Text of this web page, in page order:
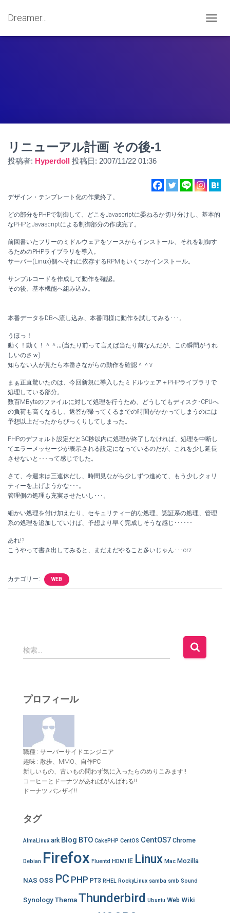
Dreamer...
ビ
替
リニューアル計画 その後-1
投稿者: Hyperdoll 投稿日: 2007/11/22 01:36
デザイン・テンプレート化の作業終了。
どの部分をPHPで制御して、どこをJavascriptに委ねるか切り分けし、基本的
なPHPとJavascriptによる制御部分の作成完了。
前回書いたフリーのミドルウェアをソースからインストール、それを制御す
るためのPHPライブラリを導入。
サーバー(Linux)側へそれに依存するRPMもいくつかインストール。
サンプルコードを作成して動作を確認。
その後、基本機能へ組み込み。
本番データをDBへ流し込み、本番同様に動作を試してみる･･･。
うほっ！
動く！動く！＾＾;;;(当たり前って言えば当たり前なんだが、この瞬間がうれ
しいのさｗ)
知らない人が見たら本番さながらの動作を確認＾＾v
まぁ正直驚いたのは、今回新規に導入したミドルウェア＋PHPライブラリで
処理している部分。
数百MByteのファイルに対して処理を行うため、どうしてもディスク･CPUへ
の負荷も高くなるし、返答が帰ってくるまでの時間がかかってしまうのには
予想以上だったからびっくりしてしまった。
PHPのデフォルト設定だと30秒以内に処理が終了しなければ、処理を中断し
てエラーメッセージが表示される設定になっているのだが、これを少し延長
させないと･･･って感じでした。
さて、今週末は三連休だし、時間見ながら少しずつ進めて、もう少しクォリ
ティーを上げようかな･･･。
管理側の処理も充実させたいし･･･。
細かい処理を付け加えたり、セキュリティー的な処理、認証系の処理、管理
系の処理を追加していけば、予想より早く完成しそうな感じ･･････
あれ!?
こうやって書き出してみると、まだまだやること多いじゃん･･･orz
カテゴリー: WEB
検
索
検索…
プロフィール
職種 : サーバーサイドエンジニア
趣味 : 散歩、MMO、自作PC
新しいもの、古いもの問わず気に入ったらのめりこみます!!
コーヒーとドーナツがあればがんばれる!!
ドーナツ バンザイ!!
タグ
AlmaLinux ark Blog BTO CakePHP CentOS CentOS7 Chrome
Debian Firefox Fluentd HDMI IE Linux Mac Mozilla
NAS OSS PC PHP PT3 RHEL RockyLinux samba smb Sound
SynologyThemaThunderbird Ubuntu Web Wiki